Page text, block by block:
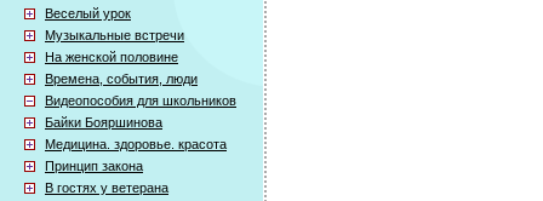
Веселый урок
Музыкальные встречи
На женской половине
Времена, события, люди
Видеопособия для школьников
Байки Бояршинова
Медицина. здоровье. красота
Принцип закона
В гостях у ветерана